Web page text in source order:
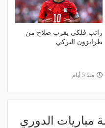
راتب فلكي يقرب صلاح من
طرابزون التركي
منذ 5 أيام
مباريات الدوري